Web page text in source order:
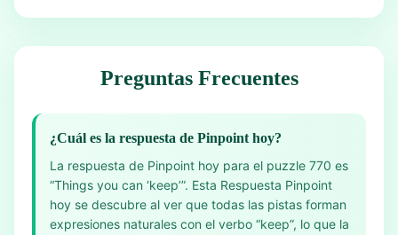
Preguntas Frecuentes
¿Cuál es la respuesta de Pinpoint hoy?
La respuesta de Pinpoint hoy para el puzzle 770 es
“Things you can ‘keep’”. Esta Respuesta Pinpoint
hoy se descubre al ver que todas las pistas forman
expresiones naturales con el verbo “keep”, lo que la